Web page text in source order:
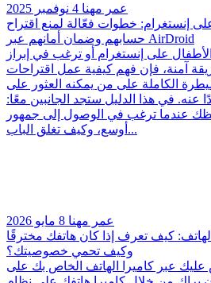
عمر مهنا 4 نوفمبر 2025
إنستغرام: خطوات فعّالة لمنع اقتراح
حسابهم وضمان أمانهم عبر AirDroid
على إنستغرام أو ترغب في إبراز
آمنة، فإن فهم كيفية عمل اقتراحات
الكاملة على من يمكنه العثور على
عنه. في هذا الدليل ستجد الجانبين معًا:
عندما ترغب في الوصول إلى جمهور
أوسع، وكيف تغلق الباب...
عمر مهنا 8 مايو 2026
كيف تعرف إذا كان هاتفك مخترقًا
وكيف تحمي خصوصيتك؟
عبر كاميرا الهاتف الخاص بك على